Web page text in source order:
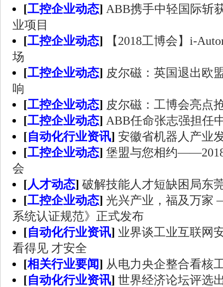
[工控企业动态] ABB携手中轻国际斩
业项目
[工控企业动态]
【2018工博会】i-
场
[工控企业动态] 皮尔磁：英国退出欧
响
[工控企业动态] 皮尔磁：工博会亮点
[工控企业动态] ABB任命张志强担任
[自动化行业资讯] 安徽省机器人产业
[工控企业动态] 堡盟与您相约
会
[人才动态] 破解技能人才短缺困局东
[工控企业动态] 光兴产业，福及万
系统认证规范》正式发布
[自动化行业资讯] 业界谈工业互联网
看得见 才安全
[相关行业要闻] 从电力央企整合看核
[自动化行业资讯] 世界经济论坛评选